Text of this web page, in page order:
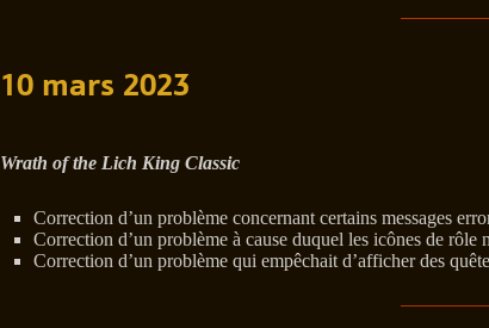
10 mars 2023
Wrath of the Lich King Classic
Correction d’un problème concernant certains messages
Correction d’un problème à cause duquel les icônes de rôle
Correction d’un problème qui empêchait d’afficher des